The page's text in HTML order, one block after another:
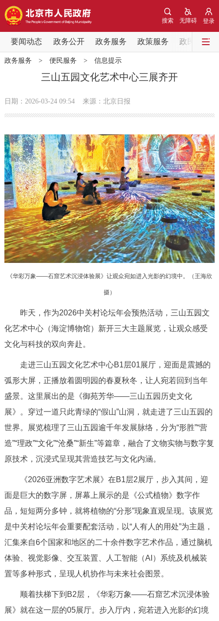
登录
无障碍
搜索
要闻动态 政务公开 政务服务 政策服务 政民互动
要闻动态
党中央精神 国务院信息
政务公开
市领导 机构职能 政策服务
政策兑现 政策解读 回应关切
决策公开 专题公开
政务服务
个人服务 法人服务 部门服务
便民服务 利企服务 投资项目
中介服务
政民互动
走进北京
绿色北京 图说北京 视频北京
多语种
ENGLISH 한국어 日本語
DEUTSCH FRANÇAIS РУССКИЙ ЯЗЫК
ESPAÑOL العربية PORTUGUÊS
政务服务 > 便民服务 > 信息提示
三山五园文化艺术中心三展齐开
日期：2026-03-24 09:54 来源：北京日报
《华彩万象——石窟艺术沉浸体验展》让观众宛如进入光影的幻境中。（王海欣
摄）
昨天，作为2026中关村论坛年会预热活动，三山五园文
化艺术中心（海淀博物馆）新开三大主题展览，让观众感受
文化与科技的双向奔赴。
走进三山五园文化艺术中心B1层01展厅，迎面是震撼的
弧形大屏，正播放着圆明园的春夏秋冬，让人宛若回到当年
盛景。这里展出的是《御苑芳华——三山五园历史文化
展》。穿过一道只此青绿的“假山”山洞，就走进了三山五园的
世界。展览梳理了三山五园逾千年发展脉络，分为“形胜”“营
造”“理政”“文化”“沧桑”“新生”等篇章，融合了文物实物与数字复
原技术，沉浸式呈现其营造技艺与文化内涵。
《2026亚洲数字艺术展》在B1层2展厅，步入其间，迎
面是巨大的数字屏，屏幕上展示的是《公式植物》数字作
品，短短两分多钟，就将植物的“分形”现象直观呈现。该展览
是中关村论坛年会重要配套活动，以“人有人的用处”为主题，
汇集来自6个国家和地区的二十余件数字艺术作品，通过脑机
体验、视觉影像、交互装置、人工智能（AI）系统及机械装
置等多种形式，呈现人机协作与未来社会图景。
顺着扶梯下到B2层，《华彩万象——石窟艺术沉浸体验
展》就在这一层的05展厅。步入厅内，宛若进入光影的幻境